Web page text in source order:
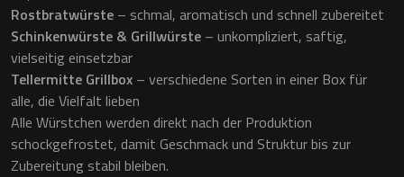
Rostbratwürste – schmal, aromatisch und schnell zubereitet
Schinkenwürste & Grillwürste – unkompliziert, saftig,
vielseitig einsetzbar
Tellermitte Grillbox – verschiedene Sorten in einer Box für
alle, die Vielfalt lieben
Alle Würstchen werden direkt nach der Produktion
schockgefrostet, damit Geschmack und Struktur bis zur
Zubereitung stabil bleiben.